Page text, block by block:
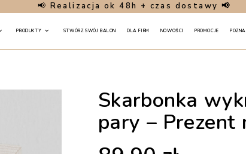
📢 Realizacja ok 48h + czas dostawy 📢
PRODUKTY STWÓRZ SWÓJ BALON DLA FIRM NOWOŚCI PROMOCJE
Skarbonka
pary – Prezent